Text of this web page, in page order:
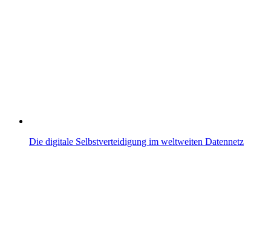
Die digitale Selbstverteidigung im weltweiten Datennetz